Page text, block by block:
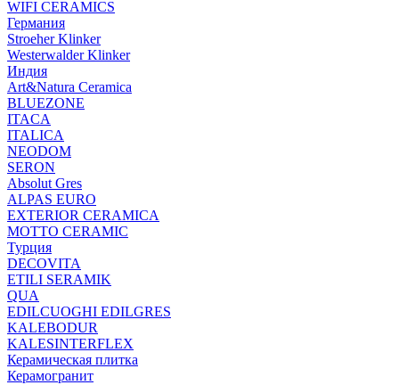
WIFI CERAMICS
Германия
Stroeher Klinker
Westerwalder Klinker
Индия
Art&Natura Ceramica
BLUEZONE
ITACA
ITALICA
NEODOM
SERON
Absolut Gres
ALPAS EURO
EXTERIOR CERAMICA
MOTTO CERAMIC
Турция
DECOVITA
ETILI SERAMIK
QUA
EDILCUOGHI EDILGRES
KALEBODUR
KALESINTERFLEX
Керамическая плитка
Керамогранит